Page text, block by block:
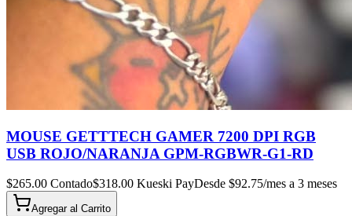
MOUSE GETTTECH GAMER 7200 DPI RGB
USB ROJO/NARANJA GPM-RGBWR-G1-RD
$265.00 Contado$318.00 Kueski PayDesde $92.75/mes a 3 meses
Agregar al Carrito